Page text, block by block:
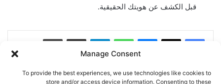
Manage Consent
To provide the best experiences, we use technologies like cookies to
store and/or access device information. Consenting to these
قبل الكشف عن هويتك الحقيقية.
ماسنجر واتساب تيلقرام مشاركة عبر البريد طباعة